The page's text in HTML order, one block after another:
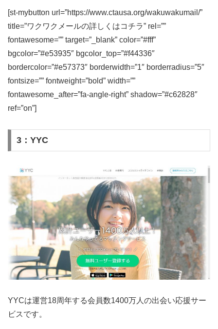
[st-mybutton url=”https://www.ctausa.org/wakuwakumail/”
title=”ワクワクメールの詳しくはコチラ” rel=””
fontawesome=”” target=”_blank” color=”#fff”
bgcolor=”#e53935″ bgcolor_top=”#f44336″
bordercolor=”#e57373″ borderwidth=”1″ borderradius=”5″
fontsize=”” fontweight=”bold” width=””
fontawesome_after=”fa-angle-right” shadow=”#c62828″
ref=”on”]
3：YYC
YYCは運営18周年する会員数1400万人の出会い応援サー
ビスです。